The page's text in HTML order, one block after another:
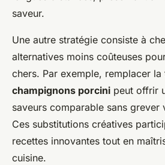
saveur.
Une autre stratégie consiste à
alternatives moins coûteuses
chers. Par exemple, remplacer
champignons porcini peut offrir
saveurs comparable sans grever
Ces substitutions créatives
recettes innovantes tout en
cuisine.